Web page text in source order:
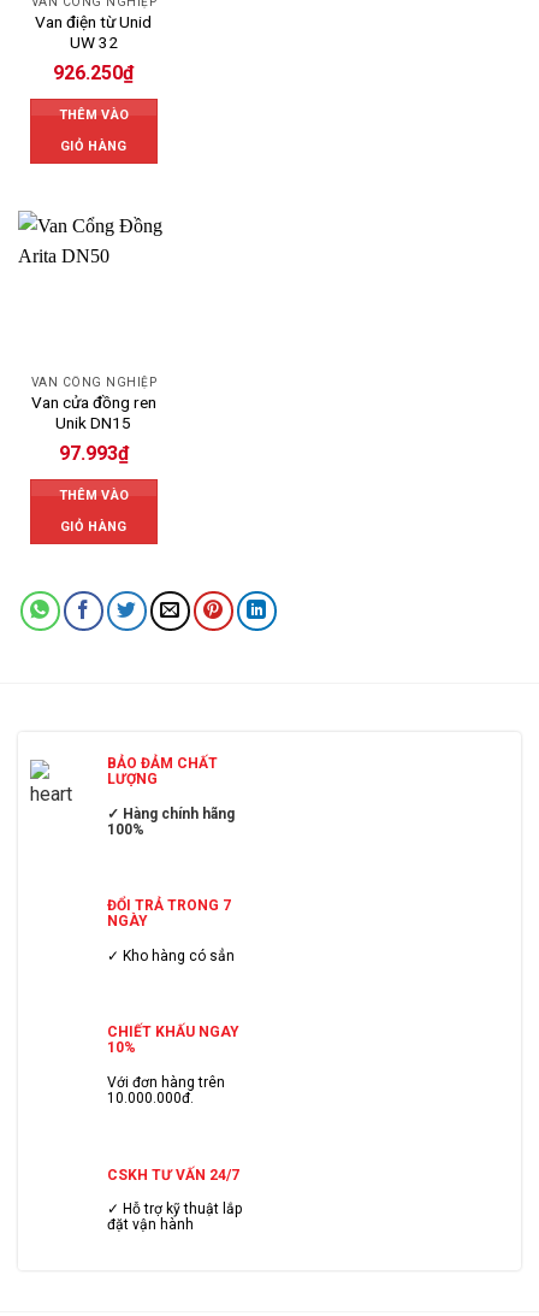
Van điện từ Unid
UW 32
926.250₫
THÊM VÀO
GIỎ HÀNG
VAN CÔNG NGHIỆP
Van cửa đồng ren
Unik DN15
97.993₫
THÊM VÀO
GIỎ HÀNG
BẢO ĐẢM CHẤT
LƯỢNG
✓ Hàng chính hãng
100%
ĐỔI TRẢ TRONG 7
NGÀY
✓ Kho hàng có sẳn
CHIẾT KHẤU NGAY
10%
Với đơn hàng trên
10.000.000đ.
CSKH TƯ VẤN 24/7
✓ Hỗ trợ kỹ thuật lắp
đặt vận hành